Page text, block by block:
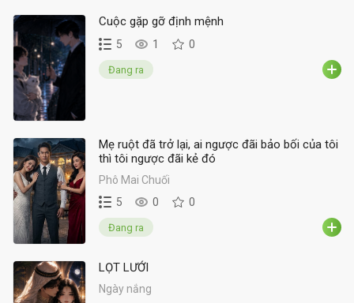
Cuộc gặp gỡ định mệnh
5 1 0
Đang ra
Mẹ ruột đã trở lại, ai ngược đãi bảo bối của tôi
thì tôi ngược đãi kẻ đó
Phô Mai Chuối
5
0 0
Đang ra
LỌT LƯỚI
Ngày nắng